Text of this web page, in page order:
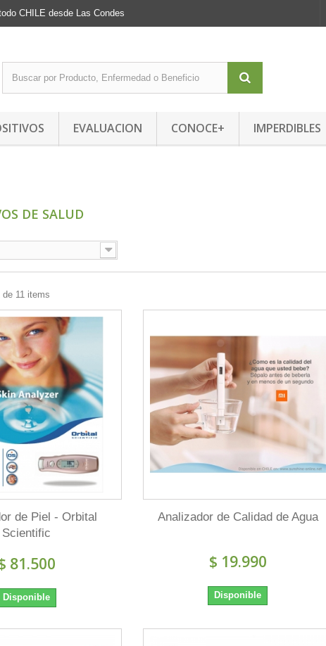
CHILE desde Las Condes
EVALUACION CONOCE+ IMPERDIBLES
DE SALUD
de 11 items
de Piel - Orbital
Scientific
81.500
Disponible
Analizador de Calidad de Agua
$ 19.990
Disponible